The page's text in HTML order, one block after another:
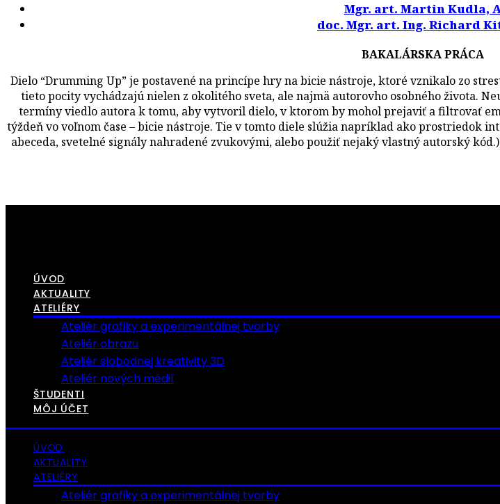
Mgr. art. Martin Kudla,
doc. Mgr. art. Ing. Richard
BAKALÁRSKA PRÁCA
Dielo “Drumming Up” je postavené na princípe hry na bicie nástroje, ktoré vznikalo zo
tieto pocity vychádzajú nielen z okolitého sveta, ale najmä autorovho osobného života.
termíny viedlo autora k tomu, aby vytvoril dielo, v ktorom by mohol prejaviť a filtrovať
týždeň vo voľnom čase – bicie nástroje. Tie v tomto diele slúžia napríklad ako prostriedok
abeceda, svetelné signály nahradené zvukovými, alebo použiť nejaký vlastný autorský
ÚVOD
AKTUALITY
ATELIÉRY
Ateliér grafiky a experimentálnej tvorby
Ateliér obrazu
Ateliér slobodnej kreativity 3D
Ateliér nových médií
ŠTUDENTI
MÔJ ÚČET
ÚVOD
AKTUALITY
ATELIÉRY
Ateliér grafiky a experimentálnej tvorby